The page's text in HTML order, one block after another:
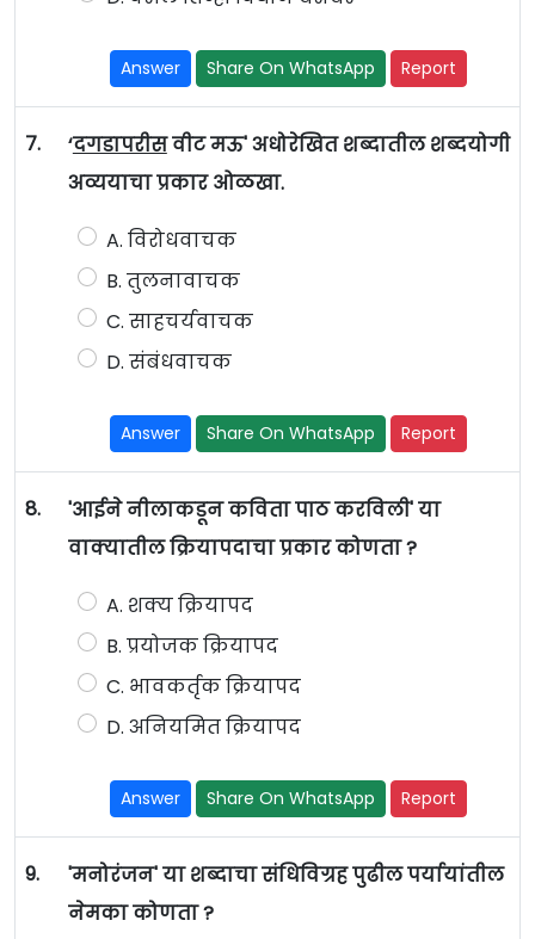
Answer Share On WhatsApp Report
7. ‘दगडापरीसवीट मऊ' अधोरेखित शब्दातील शब्दयोगी
अव्ययाचा प्रकार ओळखा.
A. विरोधवाचक
B. तुलनावाचक
C. साहचर्यवाचक
D. संबंधवाचक
Answer Share On WhatsApp Report
8.
'आईने नीलाकडून कविता पाठ करविली' या
वाक्यातील क्रियापदाचा प्रकार कोणता ?
A. शक्य क्रियापद
B. प्रयोजक क्रियापद
C. भावकर्तृक क्रियापद
D. अनियमित क्रियापद
Answer Share On WhatsApp Report
9.
'मनोरंजन' या शब्दाचा संधिविग्रह पुढील पर्यायांतील
नेमका कोणता ?